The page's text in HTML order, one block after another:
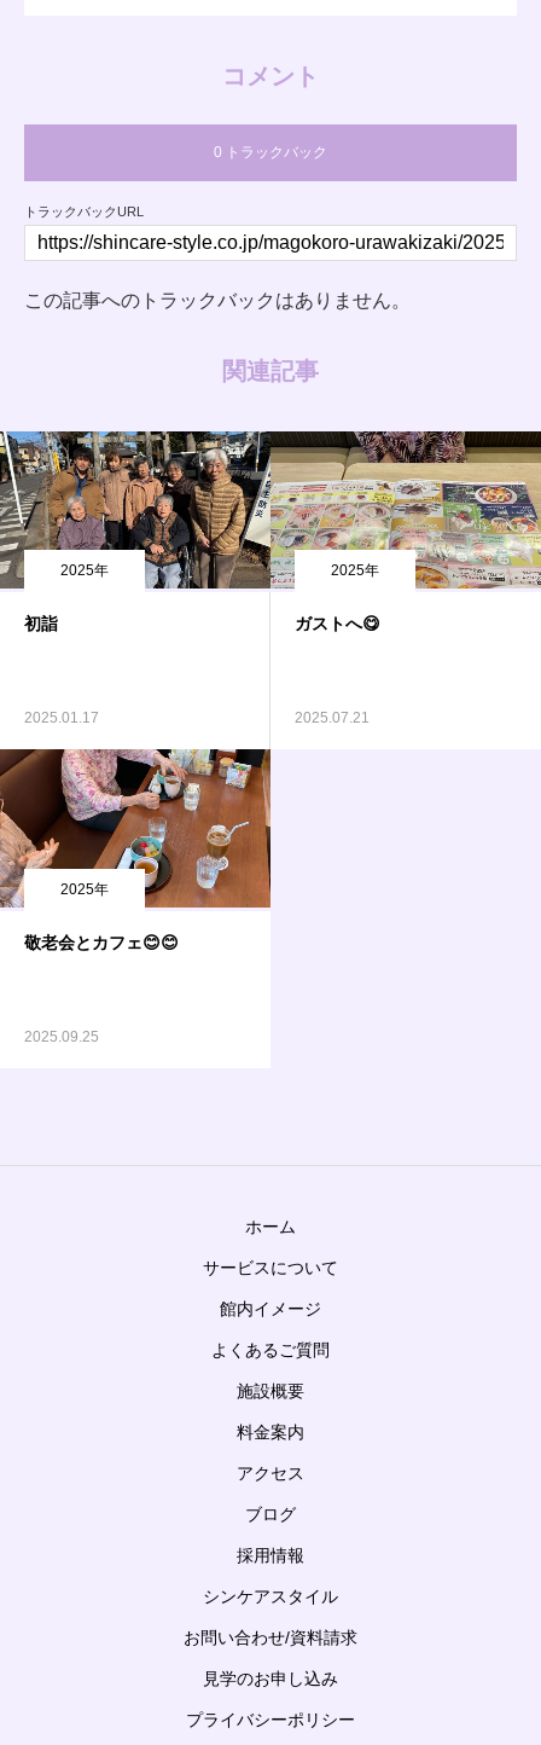
コメント
0 トラックバック
トラックバックURL
この記事へのトラックバックはありません。
関連記事
2025年
初詣
2025.01.17
2025年
ガストへ😋
2025.07.21
2025年
敬老会とカフェ😊😊
2025.09.25
ホーム
サービスについて
館内イメージ
よくあるご質問
施設概要
料金案内
アクセス
ブログ
採用情報
シンケアスタイル
お問い合わせ/資料請求
見学のお申し込み
プライバシーポリシー